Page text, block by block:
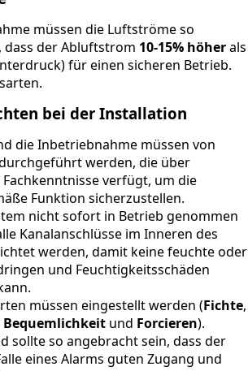
müssen die Luftströme so
der Abluftstrom 10-15% höherals
für einen sicheren Betrieb.
bei der Installation
die Inbetriebnahme müssen von
werden, die über
verfügt, um die
Funktion sicherzustellen.
nicht sofort in Betrieb genommen
Kanalanschlüsse im Inneren des
werden, damit keine feuchte oder
und Feuchtigkeitsschäden
müssen eingestellt werden (Fichte,
und Forcieren).
sollte so angebracht sein, dass der
eines Alarms guten Zugang und